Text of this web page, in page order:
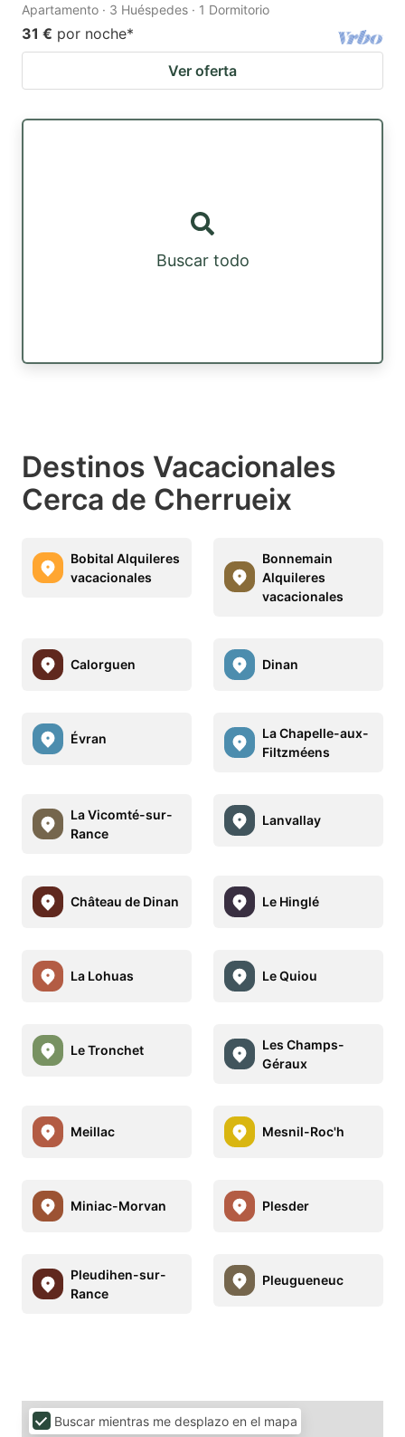
Apartamento · 3 Huéspedes · 1 Dormitorio
31 € por noche*
Ver oferta
Buscar todo
Destinos Vacacionales
Cerca de Cherrueix
Bobital Alquileres
vacacionales
Bonnemain
Alquileres
vacacionales
Calorguen Dinan
Évran
La Chapelle-aux-
Filtzméens
La Vicomté-sur-
Rance
Lanvallay
Château de Dinan Le Hinglé
La Lohuas Le Quiou
Le Tronchet
Les Champs-
Géraux
Meillac Mesnil-Roc'h
Miniac-Morvan Plesder
Pleudihen-sur-
Rance
Pleugueneuc
Buscar mientras me desplazo en el mapa